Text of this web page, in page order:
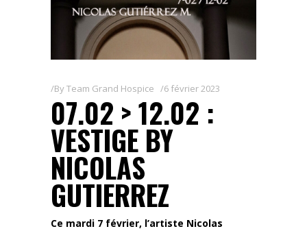
ByTeam Grand Hospice 6 février 2023
07.02 > 12.02 :
VESTIGE BY
NICOLAS
GUTIERREZ
Ce mardi 7 février, l’artiste Nicolas